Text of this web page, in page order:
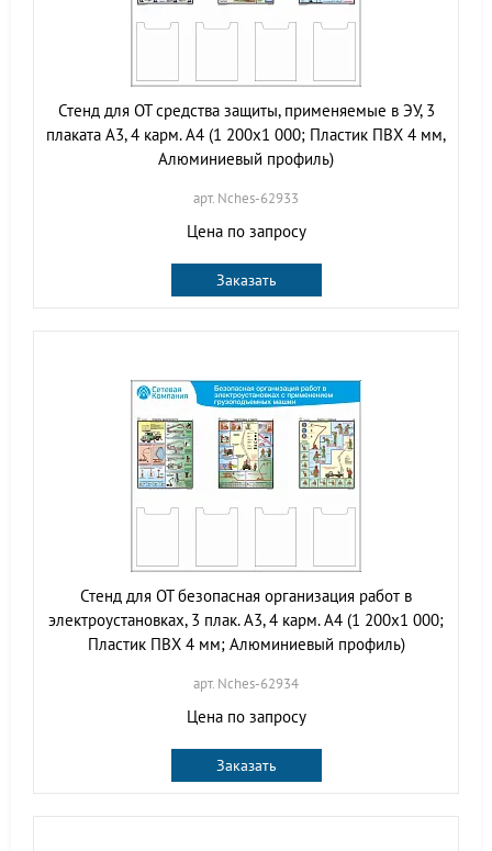
Стенд для ОТ средства защиты, применяемые в ЭУ, 3
плаката А3, 4 карм. А4 (1 200х1 000; Пластик ПВХ 4 мм,
Алюминиевый профиль)
арт. Nches-62933
Цена по запросу
Заказать
Стенд для ОТ безопасная организация работ в
электроустановках, 3 плак. А3, 4 карм. А4 (1 200х1 000;
Пластик ПВХ 4 мм; Алюминиевый профиль)
арт. Nches-62934
Цена по запросу
Заказать